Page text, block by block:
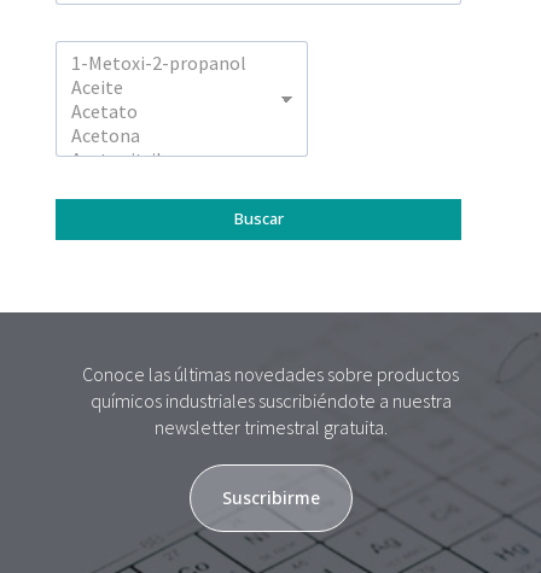
Conoce las últimas novedades sobre productos
químicos industriales suscribiéndote a nuestra
newsletter trimestral gratuita.
Suscribirme